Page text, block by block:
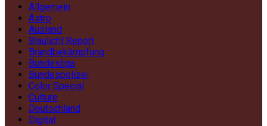
Allgemein
Astro
Ausland
Blaulicht Report
Brandbekämpfung
Bundesliga
Bundespolizei
Color Special
Culture
Deutschland
Digital